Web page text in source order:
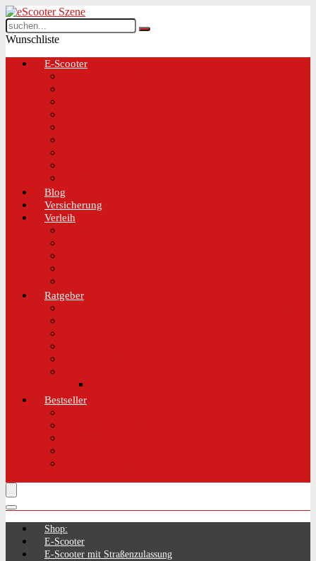
Wunschliste
E-Scooter
Blog
Versicherung
Verleih
Ratgeber
Bestseller
Shop:
E-Scooter
E-Scooter mit Straßenzulassung